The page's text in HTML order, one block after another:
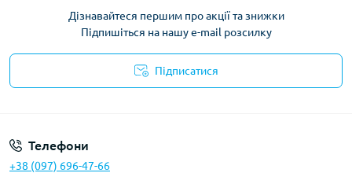
Дізнавайтеся першим про акції та знижки
Підпишіться на нашу e-mail розсилку
Підписатися
Телефони
+38 (097) 696-47-66